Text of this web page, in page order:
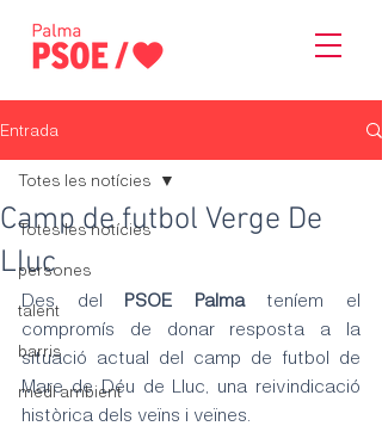
Entrada
Totes les notícies
persones
talent
barris
medi ambient
Totes les notícies
Camp de futbol Verge De
Lluc
Des del PSOE Palma teníem el
compromís de donar resposta a la
situació actual del camp de futbol de
Mare de Déu de Lluc, una reivindicació
històrica dels veïns i veïnes.